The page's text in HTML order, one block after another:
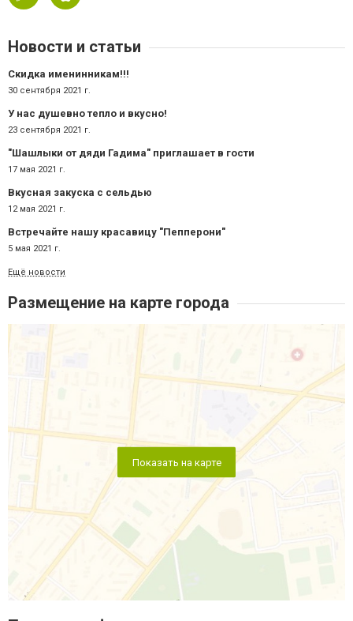
Новости и статьи
Скидка именинникам!!!
30 сентября 2021 г.
У нас душевно тепло и вкусно!
23 сентября 2021 г.
"Шашлыки от дяди Гадима" приглашает в гости
17 мая 2021 г.
Вкусная закуска с сельдью
12 мая 2021 г.
Встречайте нашу красавицу "Пепперони"
5 мая 2021 г.
Ещё новости
Размещение на карте города
Показать на карте